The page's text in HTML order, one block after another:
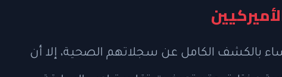
بالكشف الكامل عن سجلاتهم الصحية، إلا أن